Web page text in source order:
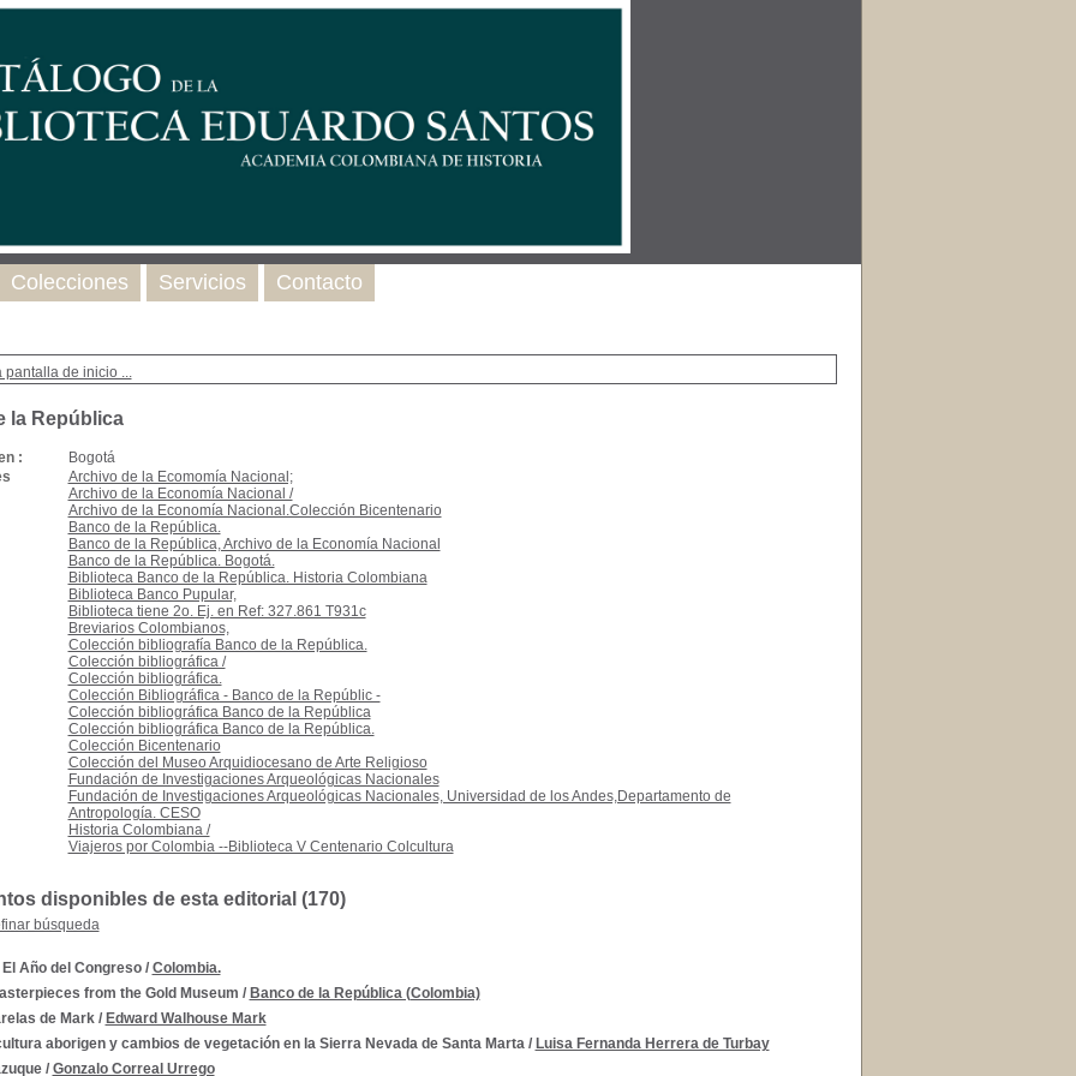
pantalla de inicio ...
la República
:
Bogotá
Archivo de la Ecomomía Nacional;
Archivo de la Economía Nacional /
Archivo de la Economía Nacional.Colección Bicentenario
Banco de la República.
Banco de la República, Archivo de la Economía Nacional
Banco de la República. Bogotá.
Biblioteca Banco de la República. Historia Colombiana
Biblioteca Banco Pupular,
Biblioteca tiene 2o. Ej. en Ref: 327.861 T931c
Breviarios Colombianos,
Colección bibliografía Banco de la República.
Colección bibliográfica /
Colección bibliográfica.
Colección Bibliográfica - Banco de la Repúblic -
Colección bibliográfica Banco de la República
Colección bibliográfica Banco de la República.
Colección Bicentenario
Colección del Museo Arquidiocesano de Arte Religioso
Fundación de Investigaciones Arqueológicas Nacionales
Fundación de Investigaciones Arqueológicas Nacionales, Universidad de los Andes,Departamento de
Antropología. CESO
Historia Colombiana /
Viajeros por Colombia --Biblioteca V Centenario Colcultura
disponibles de esta editorial (170)
búsqueda
Año del Congreso / Colombia.
from the Gold Museum / Banco de la República (Colombia)
de Mark / Edward Walhouse Mark
aborigen y cambios de vegetación en la Sierra Nevada de Santa Marta/ Luisa Fernanda Herrera de Turbay
/ Gonzalo Correal Urrego
Colecciones Servicios Contacto